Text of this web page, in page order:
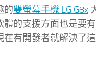
的雙螢幕手機 LG G8x
體的支援方面也是要
有開發者就解決了